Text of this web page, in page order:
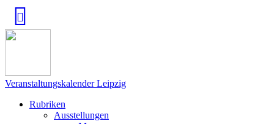
Veranstaltungskalender Leipzig
Rubriken
Ausstellungen